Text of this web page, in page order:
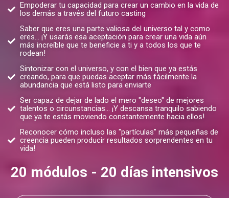
Empoderar tu capacidad para crear un cambio en la vida de
los demás a través del futuro casting
Saber que eres una parte valiosa del universo tal y como
eres... ¡Y usarás esa aceptación para crear una vida aún
más increíble que te beneficie a ti y a todos los que te
rodean!
Sintonizar con el universo, y con el bien que ya estás
creando, para que puedas aceptar más fácilmente la
abundancia que está listo para enviarte
Ser capaz de dejar de lado el mero "deseo" de mejores
talentos o circunstancias... ¡Y descansa tranquilo sabiendo
que ya te estás moviendo constantemente hacia ellos!
Reconocer cómo incluso las "partículas" más pequeñas de
creencia pueden producir resultados sorprendentes en tu
vida!
20 módulos - 20 días intensivos